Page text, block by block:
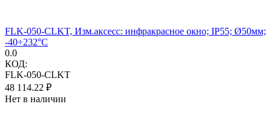
FLK-050-CLKT, Изм.аксесс: инфракрасное окно; IP55; Ø50мм;
-40÷232°C
0.0
КОД:
FLK-050-CLKT
48 114.22 ₽
Нет в наличии